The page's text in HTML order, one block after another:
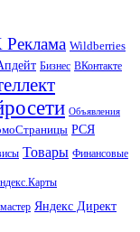
Wildberries
Бизнес ВКонтакте
Объявления
РСЯ
Товары Финансовые
Яндекс Директ